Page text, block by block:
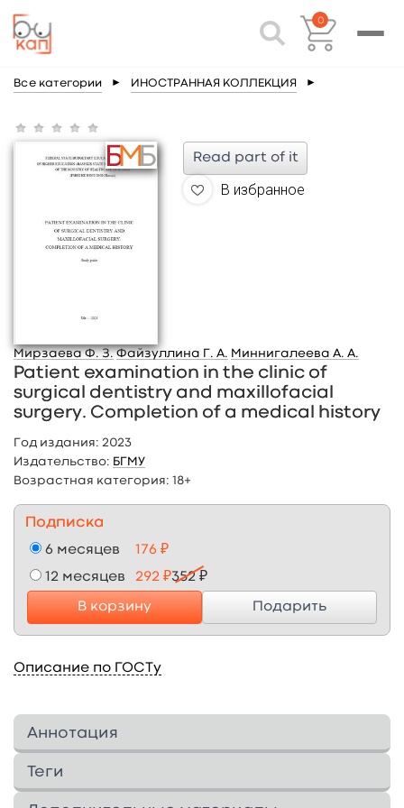
0
Все категории ► ИНОСТРАННАЯ КОЛЛЕКЦИЯ ►
Read part of it
В избранное
Мирзаева Ф. З. Файзуллина Г. А. Миннигалеева А. А.
Patient examination in the clinic of
surgical dentistry and maxillofacial
surgery. Completion of a medical history
Год издания: 2023
Издательство: БГМУ
Возрастная категория: 18+
Подписка
6 месяцев 176 ₽
12 месяцев 292 ₽352 ₽
В корзину Подарить
Описание по ГОСТу
Аннотация
Prepared in accordance with the requirements
Теги